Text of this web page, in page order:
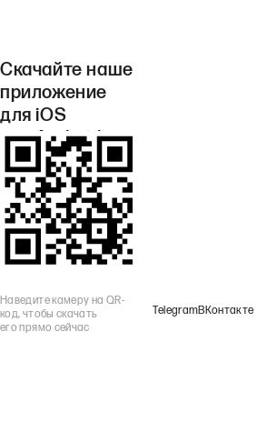
Скачайте наше
приложение
для iOS
или Android.
Наведите камеру на QR-
код, чтобы скачать
его прямо сейчас
TelegramВКонтакте